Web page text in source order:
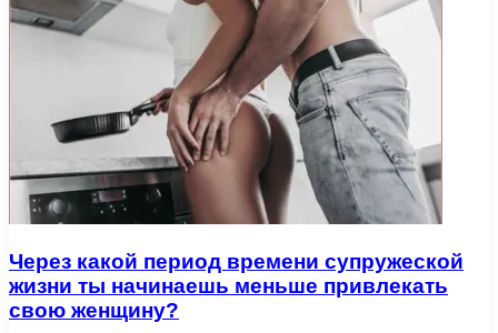
Через какой период времени супружеской
жизни ты начинаешь меньше привлекать
свою женщину?